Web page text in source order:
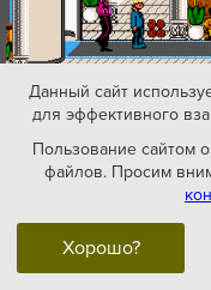
Данный сайт
для эффективного
Пользование сайтом
файлов. Просим
Хорошо?